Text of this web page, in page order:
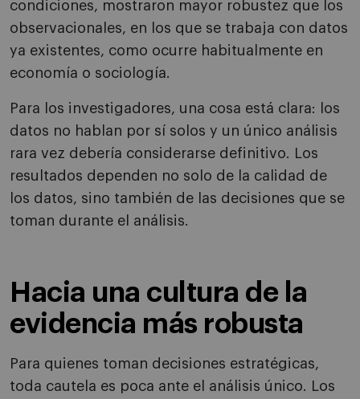
condiciones, mostraron mayor robustez que los
observacionales, en los que se trabaja con datos
ya existentes, como ocurre habitualmente en
economía o sociología.
Para los investigadores, una cosa está clara: los
datos no hablan por sí solos y un único análisis
rara vez debería considerarse definitivo. Los
resultados dependen no solo de la calidad de
los datos, sino también de las decisiones que se
toman durante el análisis.
Hacia una cultura de la
evidencia más robusta
Para quienes toman decisiones estratégicas,
toda cautela es poca ante el análisis único. Los